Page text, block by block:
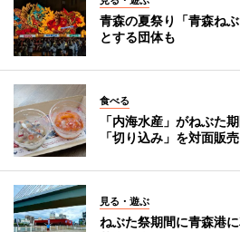
青森の夏祭り「青森ね
とする団体も
食べる
「内海水産」がねぶた
「切り込み」を対面販売
見る・遊ぶ
ねぶた祭期間に青森港